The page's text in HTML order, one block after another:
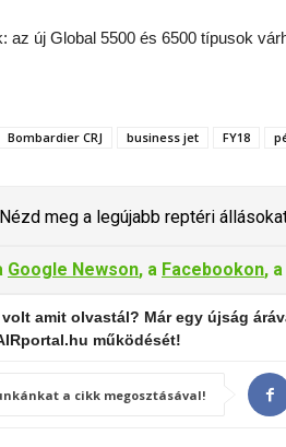
az új Global 5500 és 6500 típusok
Bombardier CRJ business jet FY18
Nézd meg a legújabb reptéri
Google Newson, a Facebookon, a
amit olvastál? Már egy újság
működését!
a cikk megosztásával!